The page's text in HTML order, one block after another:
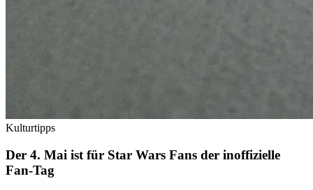
Kulturtipps
Der 4. Mai ist für Star Wars Fans der inoffizielle
Fan-Tag